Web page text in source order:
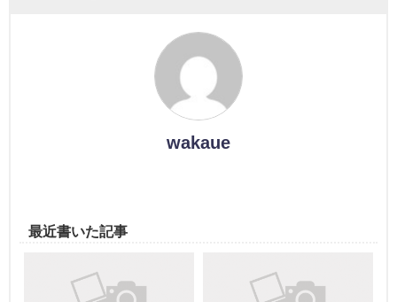
wakaue
最近書いた記事